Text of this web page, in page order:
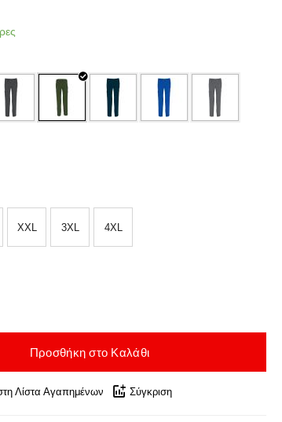
XXL 3XL 4XL
Προσθήκη στο Καλάθι
Λίστα Αγαπημένων Σύγκριση